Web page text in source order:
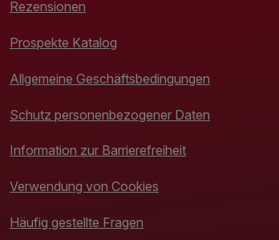
Rezensionen
Prospekte Katalog
Allgemeine Geschäftsbedingungen
Schutz personenbezogener Daten
Information zur Barrierefreiheit
Verwendung von Cookies
Häufig gestellte Fragen